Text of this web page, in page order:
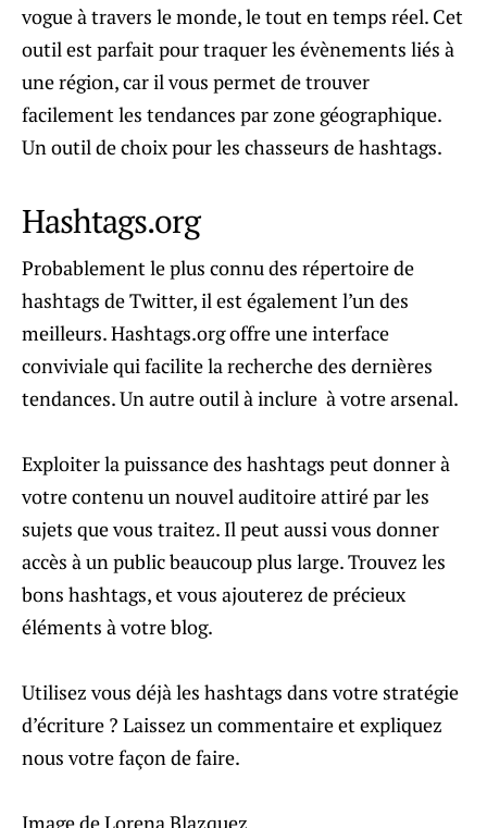
vogue à travers le monde, le tout en temps réel. Cet
outil est parfait pour traquer les évènements liés à
une région, car il vous permet de trouver
facilement les tendances par zone géographique.
Un outil de choix pour les chasseurs de hashtags.
Hashtags.org
Probablement le plus connu des répertoire de
hashtags de Twitter, il est également l’un des
meilleurs. Hashtags.org offre une interface
conviviale qui facilite la recherche des dernières
tendances. Un autre outil à inclure à votre arsenal.
Exploiter la puissance des hashtags peut donner à
votre contenu un nouvel auditoire attiré par les
sujets que vous traitez. Il peut aussi vous donner
accès à un public beaucoup plus large. Trouvez les
bons hashtags, et vous ajouterez de précieux
éléments à votre blog.
Utilisez vous déjà les hashtags dans votre stratégie
d’écriture ? Laissez un commentaire et expliquez
nous votre façon de faire.
Image de Lorena Blazquez